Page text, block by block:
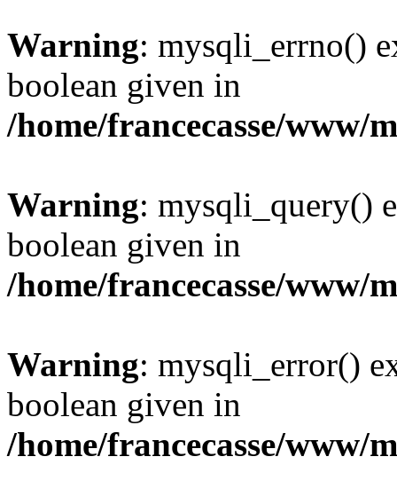
Warning: mysqli_errno()
boolean given in
/home/francecasse/www/
Warning: mysqli_query()
boolean given in
/home/francecasse/www/
Warning: mysqli_error()
boolean given in
/home/francecasse/www/